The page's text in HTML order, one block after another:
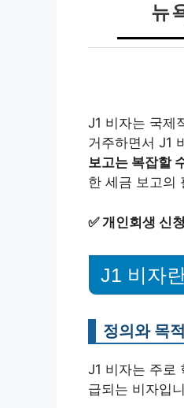
뉴
J1 비자는 국제
거주하면서 J1
보고는 복잡할
한 세금 보고의
✅개인회생 신
J1 비자
정의와 목적
J1 비자는 주로
급되는 비자입